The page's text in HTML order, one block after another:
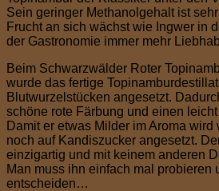
Sein geringer Methanolgehalt ist
Frucht an sich wächst wie Ingwer in
der Gastronomie immer mehr
Beim Schwarzwälder Roter
wurde das fertige
Blutwurzelstücken angesetzt.
schöne rote Färbung und einen
Damit er etwas Milder im Aroma wird
noch auf Kandiszucker angesetzt.
einzigartig und mit keinem anderen
Man muss ihn einfach mal probieren
entscheiden…